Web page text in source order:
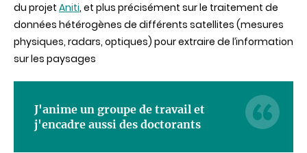
du projet Aniti, et plus précisément sur le traitement de
données hétérogènes de différents satellites (mesures
physiques, radars, optiques) pour extraire de l’information
sur les paysages
J'anime un groupe de travail et
j'encadre aussi des doctorants